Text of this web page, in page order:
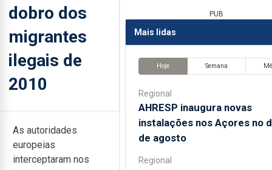
dobro dos
migrantes
ilegais de
2010
As autoridades
europeias
interceptaram nos
PUB
Mais lidas
Hoje Semana
Regional
AHRESP inaugura novas
instalações nos Açores no
de agosto
Regional